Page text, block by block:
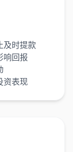
及时提款
响回报
资表现